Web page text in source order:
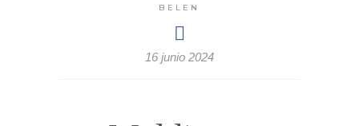
BELEN
16 junio 2024